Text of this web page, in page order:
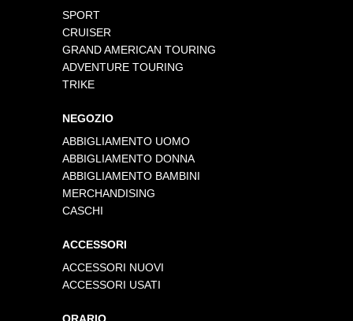
SPORT
CRUISER
GRAND AMERICAN TOURING
ADVENTURE TOURING
TRIKE
NEGOZIO
ABBIGLIAMENTO UOMO
ABBIGLIAMENTO DONNA
ABBIGLIAMENTO BAMBINI
MERCHANDISING
CASCHI
ACCESSORI
ACCESSORI NUOVI
ACCESSORI USATI